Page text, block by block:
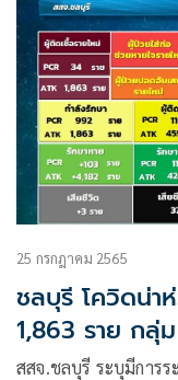
25 กรกฎาคม 2565
ชลบุรี โควิดน่า
1,863 รา
สสจ.ชลบุรี ระบุมีการร